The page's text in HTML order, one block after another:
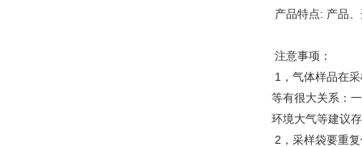
产品特点: 产品
注意事项：
1，气体样品在
等有很大关系：
环境大气等建议
2，采样袋要重